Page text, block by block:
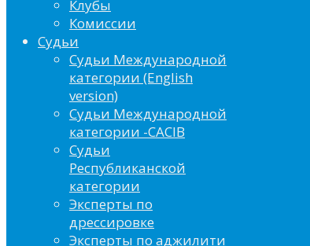
Клубы
Комиссии
Судьи
Судьи Международной
категории (English
version)
Судьи Международной
категории -CACIB
Судьи
Республиканской
категории
Эксперты по
дрессировке
Эксперты по аджилити